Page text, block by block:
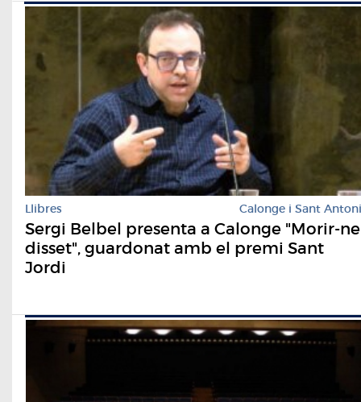
Llibres Calonge i Sant Antoni
Sergi Belbel presenta a Calonge "Morir-ne
disset", guardonat amb el premi Sant
Jordi